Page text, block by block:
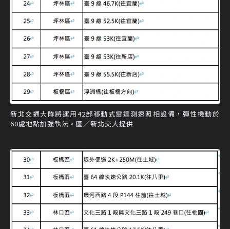
新北交通大隊將運用42部移動式雷達測速照相設備，彈性機動於
60處地點加強執法。圖／新北交大提供